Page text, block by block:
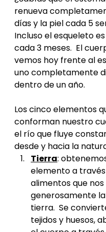
renueva
días y la piel cada 5
Incluso el esqueleto
cada 3 meses.  El
vemos hoy frente al
uno completamente
dentro de un año.
Los cinco elementos
conforman nuestro
el río que fluye
desde y hacia la
Tierra:
elemento a
alimentos que
generosamente
tierra.  Se
tejidos y huesos,